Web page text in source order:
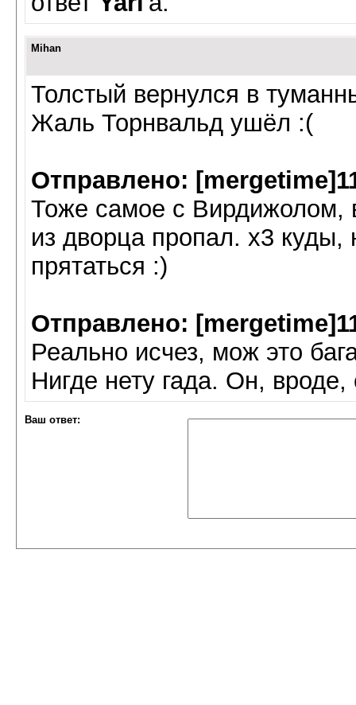
Mihan
Толстый вернулся в
Жаль Торнвальд ушёл :(
Отправлено:
Тоже самое с Вирдижолом,
из дворца пропал. х3
прятаться :)
Отправлено:
Реально исчез, мож это
Нигде нету гада. Он, вроде,
Ваш ответ: